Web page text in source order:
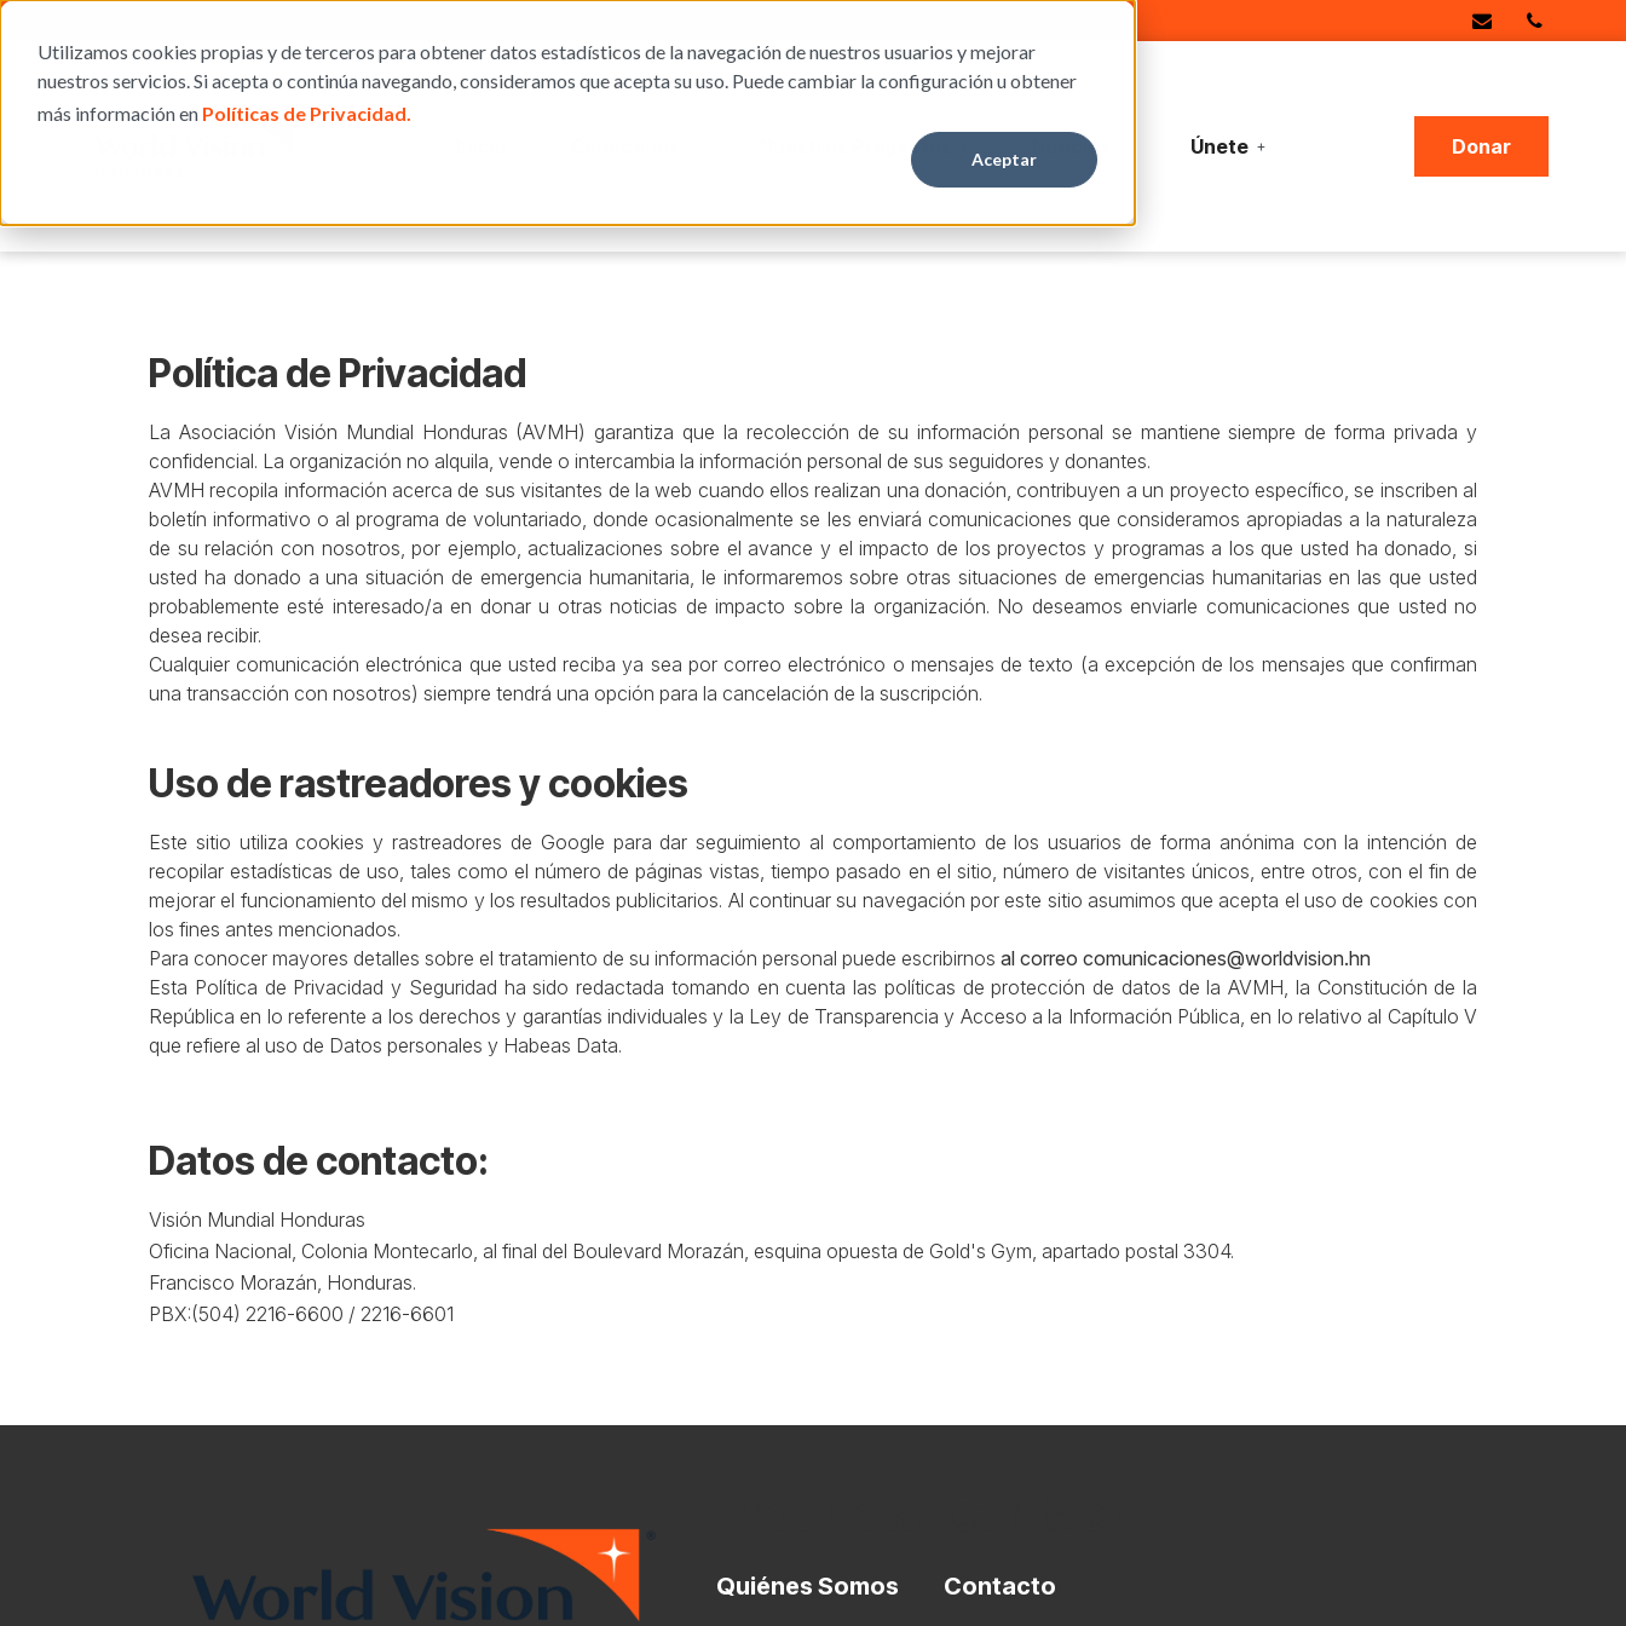
Utilizamos cookies propias y de terceros para obtener datos estadísticos de la navegación de nuestros usuarios y mejorar
nuestros servicios. Si acepta o continúa navegando, consideramos que acepta su uso. Puede cambiar la configuración u obtener
más información en Políticas de Privacidad.
Aceptar
Nuestros Proyectos Noticias Únete Donar
Política de Privacidad
La Asociación Visión Mundial Honduras (AVMH) garantiza que la recolección de su información personal se mantiene siempre de forma privada y
confidencial. La organización no alquila, vende o intercambia la información personal de sus seguidores y donantes.
AVMH recopila información acerca de sus visitantes de la web cuando ellos realizan una donación, contribuyen a un proyecto específico, se inscriben al
boletín informativo o al programa de voluntariado, donde ocasionalmente se les enviará comunicaciones que consideramos apropiadas a la naturaleza
de su relación con nosotros, por ejemplo, actualizaciones sobre el avance y el impacto de los proyectos y programas a los que usted ha donado, si
usted ha donado a una situación de emergencia humanitaria, le informaremos sobre otras situaciones de emergencias humanitarias en las que usted
probablemente esté interesado/a en donar u otras noticias de impacto sobre la organización. No deseamos enviarle comunicaciones que usted no
desea recibir.
Cualquier comunicación electrónica que usted reciba ya sea por correo electrónico o mensajes de texto (a excepción de los mensajes que confirman
una transacción con nosotros) siempre tendrá una opción para la cancelación de la suscripción.
Uso de rastreadores y cookies
Este sitio utiliza cookies y rastreadores de Google para dar seguimiento al comportamiento de los usuarios de forma anónima con la intención de
recopilar estadísticas de uso, tales como el número de páginas vistas, tiempo pasado en el sitio, número de visitantes únicos, entre otros, con el fin de
mejorar el funcionamiento del mismo y los resultados publicitarios. Al continuar su navegación por este sitio asumimos que acepta el uso de cookies con
los fines antes mencionados.
Para conocer mayores detalles sobre el tratamiento de su información personal puede escribirnos al correo comunicaciones@worldvision.hn
Esta Política de Privacidad y Seguridad ha sido redactada tomando en cuenta las políticas de protección de datos de la AVMH, la Constitución de la
República en lo referente a los derechos y garantías individuales y la Ley de Transparencia y Acceso a la Información Pública, en lo relativo al Capítulo V
que refiere al uso de Datos personales y Habeas Data.
Datos de contacto:
Visión Mundial Honduras
Oficina Nacional, Colonia Montecarlo, al final del Boulevard Morazán, esquina opuesta de Gold's Gym, apartado postal 3304.
Francisco Morazán, Honduras.
PBX:(504) 2216-6600 / 2216-6601
Quiénes Somos Contacto